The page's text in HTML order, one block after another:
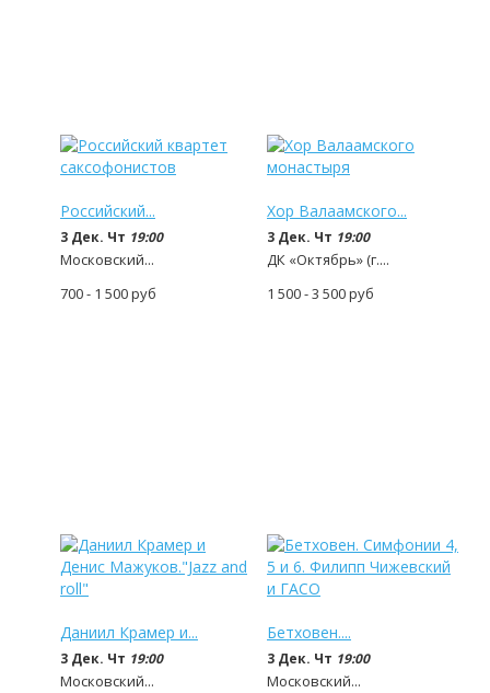
Российский...
3 Дек. Чт 19:00
Московский...
700 - 1 500руб
Хор Валаамского...
3 Дек. Чт 19:00
ДК «Октябрь» (г....
1 500 - 3 500руб
Даниил Крамер и...
3 Дек. Чт 19:00
Московский...
Бетховен....
3 Дек. Чт 19:00
Московский...